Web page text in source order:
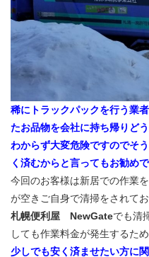
稀にトラックパックを行う業
たお品物を会社に持ち帰りど
わからず大変危険ですのでそ
く済むからと言ってもお勧めで
今回のお客様は新居での作業
が空きご自身で清掃をされてお
札幌便利屋 NewGateでも清
しても作業料金が発生するため
少しでも安く済ませたい方に